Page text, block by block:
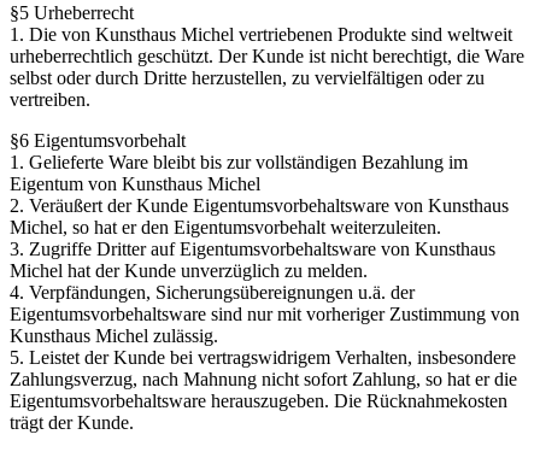
§5 Urheberrecht
1. Die von Kunsthaus Michel vertriebenen Produkte sind weltweit
urheberrechtlich geschützt. Der Kunde ist nicht berechtigt, die Ware
selbst oder durch Dritte herzustellen, zu vervielfältigen oder zu
vertreiben.
§6 Eigentumsvorbehalt
1. Gelieferte Ware bleibt bis zur vollständigen Bezahlung im
Eigentum von Kunsthaus Michel
2. Veräußert der Kunde Eigentumsvorbehaltsware von Kunsthaus
Michel, so hat er den Eigentumsvorbehalt weiterzuleiten.
3. Zugriffe Dritter auf Eigentumsvorbehaltsware von Kunsthaus
Michel hat der Kunde unverzüglich zu melden.
4. Verpfändungen, Sicherungsübereignungen u.ä. der
Eigentumsvorbehaltsware sind nur mit vorheriger Zustimmung von
Kunsthaus Michel zulässig.
5. Leistet der Kunde bei vertragswidrigem Verhalten, insbesondere
Zahlungsverzug, nach Mahnung nicht sofort Zahlung, so hat er die
Eigentumsvorbehaltsware herauszugeben. Die Rücknahmekosten
trägt der Kunde.